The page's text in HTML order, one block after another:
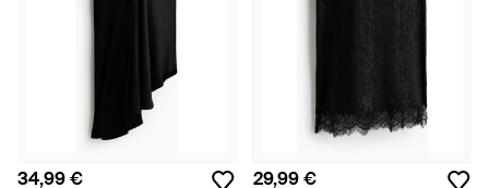
34,99 € 29,99 €